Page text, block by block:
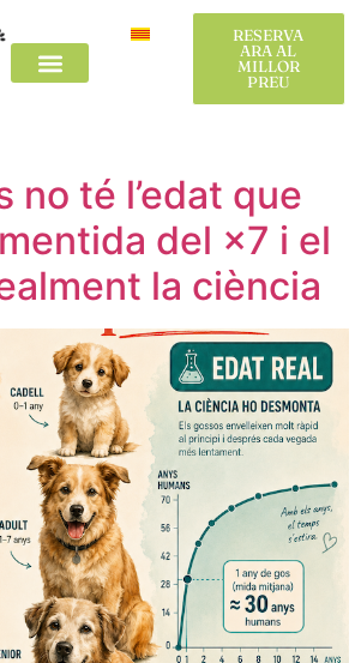
RESERVA
ARA AL
MILLOR
PREU
RESERVA
ARA AL
MILLOR
PREU
Viatjar
no té l’edat que
del ×7 i el
la ciència